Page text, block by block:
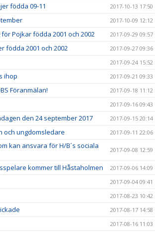
födda 09-11 2017-10-13 17:50
2017-10-09 12:12
Pojkar födda 2001 och 2002 2017-09-29 09:57
födda 2001 och 2002 2017-09-27 09:36
2017-09-24 15:52
ihop 2017-09-21 09:33
Föranmälan! 2017-09-18 11:12
2017-09-16 09:43
den 24 september 2017 2017-09-15 20:14
och ungdomsledare 2017-09-11 22:06
kan ansvara för H/B´s sociala
2017-09-08 12:59
kommer till Håstaholmen 2017-09-06 14:09
2017-09-04 09:41
2017-08-23 10:42
2017-08-17 14:58
2017-08-16 11:03